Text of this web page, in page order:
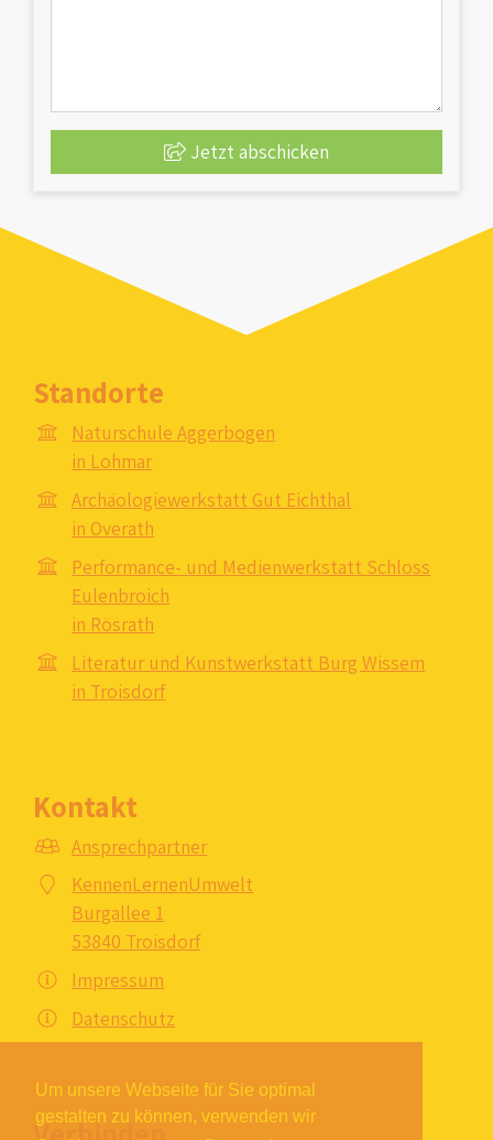
Um unsere Webseite für Sie optimal
gestalten zu können, verwenden wir
Jetzt abschicken
Standorte
Naturschule Aggerbogen
in Lohmar
Archäologiewerkstatt Gut Eichthal
in Overath
Performance- und Medienwerkstatt Schloss
Eulenbroich
in Rösrath
Literatur und Kunstwerkstatt Burg Wissem
in Troisdorf
Kontakt
Ansprechpartner
KennenLernenUmwelt
Burgallee 1
53840 Troisdorf
Impressum
Datenschutz